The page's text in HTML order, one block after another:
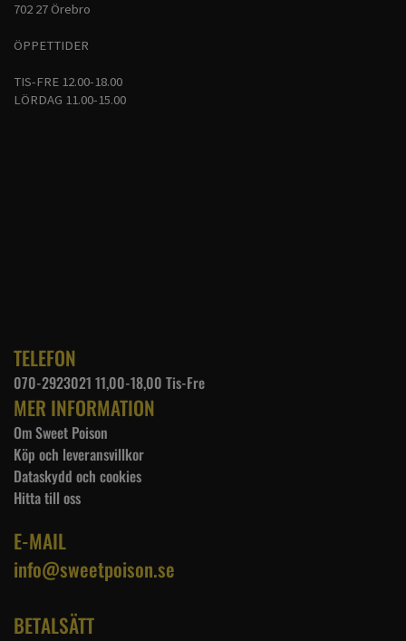
702 27 Örebro
ÖPPETTIDER
TIS-FRE 12.00-18.00
LÖRDAG 11.00-15.00
TELEFON
070-2923021 11,00-18,00 Tis-Fre
MER INFORMATION
Om Sweet Poison
Köp och leveransvillkor
Dataskydd och cookies
Hitta till oss
E-MAIL
info@sweetpoison.se
BETALSÄTT